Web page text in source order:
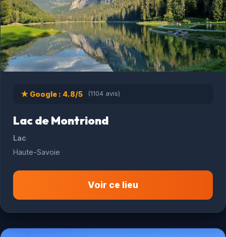
★ Google : 4.8/5 (1104 avis)
Lac de Montriond
Lac
Haute-Savoie
Voir ce lieu